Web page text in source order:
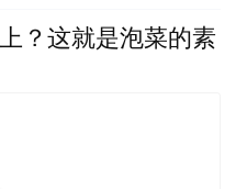
？这就是泡菜的素